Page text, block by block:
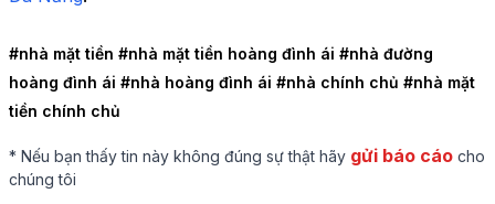
#nhà mặt tiền #nhà mặt tiền hoàng đình ái #nhà đường
hoàng đình ái #nhà hoàng đình ái #nhà chính chủ #nhà mặt
tiền chính chủ
* Nếu bạn thấy tin này không đúng sự thật hãy gửi báo cáo cho
chúng tôi